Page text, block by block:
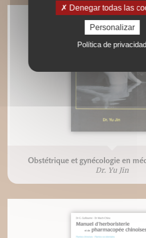
Obstétrique et gynécologie en
Dr. Yu Jin
Denegar todas las
Personalizar
Política de